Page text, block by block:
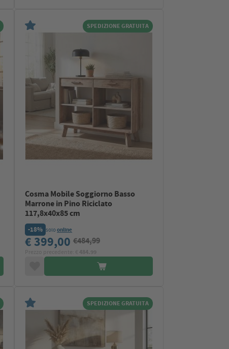
SPEDIZIONE GRATUITA
Cosma Mobile Soggiorno Basso
Marrone in Pino Riciclato
117,8x40x85 cm
-18% soloonline
€ 399,00€484,99
SPEDIZIONE GRATUITA